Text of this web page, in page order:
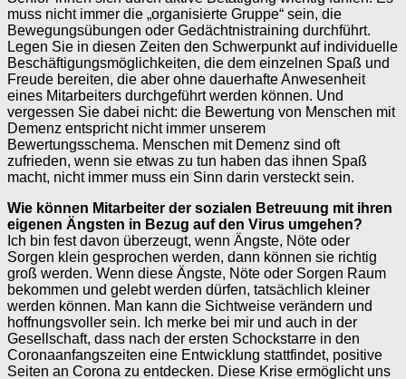
muss nicht immer die „organisierte Gruppe“ sein, die
Bewegungsübungen oder Gedächtnistraining durchführt.
Legen Sie in diesen Zeiten den Schwerpunkt auf individuelle
Beschäftigungsmöglichkeiten, die dem einzelnen Spaß und
Freude bereiten, die aber ohne dauerhafte Anwesenheit
eines Mitarbeiters durchgeführt werden können. Und
vergessen Sie dabei nicht: die Bewertung von Menschen mit
Demenz entspricht nicht immer unserem
Bewertungsschema. Menschen mit Demenz sind oft
zufrieden, wenn sie etwas zu tun haben das ihnen Spaß
macht, nicht immer muss ein Sinn darin versteckt sein.
Wie können Mitarbeiter der sozialen Betreuung mit ihren
eigenen Ängsten in Bezug auf den Virus umgehen?
Ich bin fest davon überzeugt, wenn Ängste, Nöte oder
Sorgen klein gesprochen werden, dann können sie richtig
groß werden. Wenn diese Ängste, Nöte oder Sorgen Raum
bekommen und gelebt werden dürfen, tatsächlich kleiner
werden können. Man kann die Sichtweise verändern und
hoffnungsvoller sein. Ich merke bei mir und auch in der
Gesellschaft, dass nach der ersten Schockstarre in den
Coronaanfangszeiten eine Entwicklung stattfindet, positive
Seiten an Corona zu entdecken. Diese Krise ermöglicht uns